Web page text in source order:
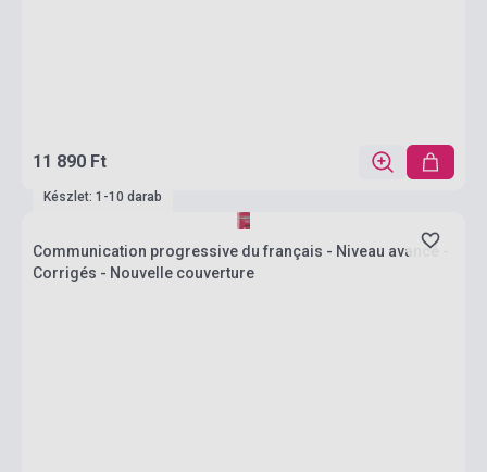
11 890 Ft
Készlet: 1-10 darab
Communication progressive du français - Niveau avancé -
Corrigés - Nouvelle couverture